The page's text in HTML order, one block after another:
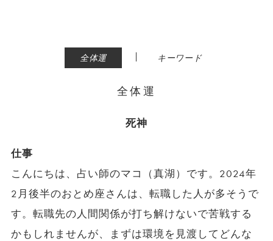
全体運 | キーワード
全体運
死神
仕事
こんにちは、占い師のマコ（真湖）です。2024年
2月後半のおとめ座さんは、転職した人が多そうで
す。転職先の人間関係が打ち解けないで苦戦する
かもしれませんが、まずは環境を見渡してどんな